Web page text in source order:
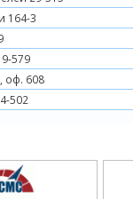
164-3
579
оф. 608
502